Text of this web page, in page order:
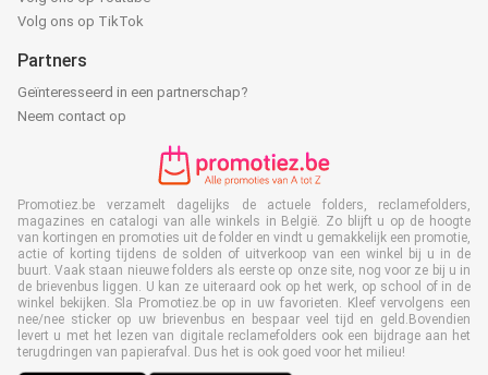
Volg ons op TikTok
Partners
Geïnteresseerd in een partnerschap?
Neem contact op
Promotiez.be verzamelt dagelijks de actuele folders, reclamefolders,
magazines en catalogi van alle winkels in België. Zo blijft u op de hoogte
van kortingen en promoties uit de folder en vindt u gemakkelijk een promotie,
actie of korting tijdens de solden of uitverkoop van een winkel bij u in de
buurt. Vaak staan nieuwe folders als eerste op onze site, nog voor ze bij u in
de brievenbus liggen. U kan ze uiteraard ook op het werk, op school of in de
winkel bekijken. Sla Promotiez.be op in uw favorieten. Kleef vervolgens een
nee/nee sticker op uw brievenbus en bespaar veel tijd en geld.Bovendien
levert u met het lezen van digitale reclamefolders ook een bijdrage aan het
terugdringen van papierafval. Dus het is ook goed voor het milieu!